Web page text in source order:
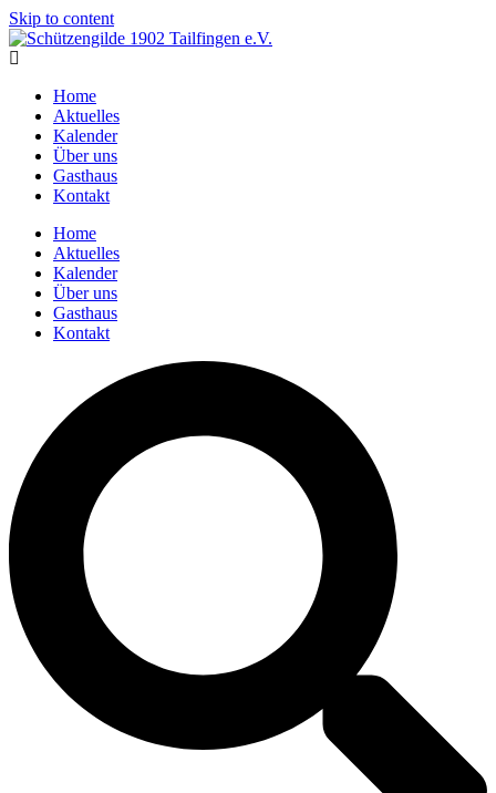
Skip to content
Home
Aktuelles
Kalender
Über uns
Gasthaus
Kontakt
Home
Aktuelles
Kalender
Über uns
Gasthaus
Kontakt